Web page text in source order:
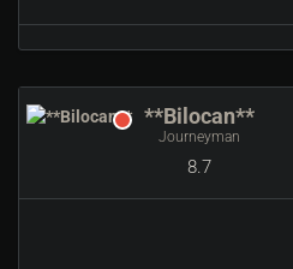
**Bilocan**
Journeyman
8.7